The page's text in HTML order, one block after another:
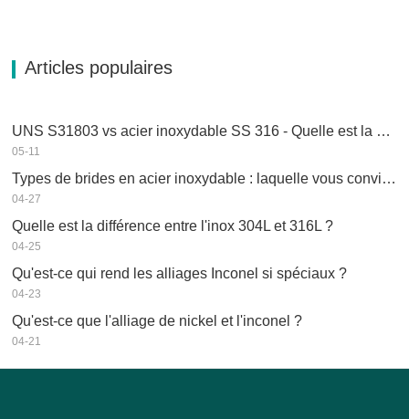
Articles populaires
UNS S31803 vs acier inoxydable SS 316 - Quelle est la différence
05-11
Types de brides en acier inoxydable : laquelle vous convient le mieux ?
04-27
Quelle est la différence entre l'inox 304L et 316L ?
04-25
Qu'est-ce qui rend les alliages Inconel si spéciaux ?
04-23
Qu'est-ce que l'alliage de nickel et l'inconel ?
04-21